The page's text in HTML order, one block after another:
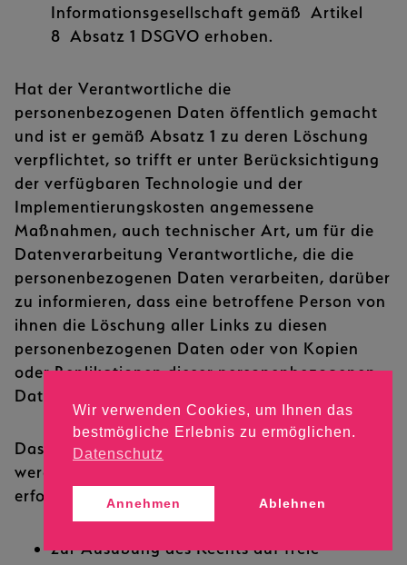
Wir verwenden Cookies, um Ihnen das
bestmögliche Erlebnis zu ermöglichen.
Datenschutz
Annehmen Ablehnen
Informationsgesellschaft gemäß Artikel
8 Absatz 1 DSGVO erhoben.
Hat der Verantwortliche die
personenbezogenen Daten öffentlich gemacht
und ist er gemäß Absatz 1 zu deren Löschung
verpflichtet, so trifft er unter Berücksichtigung
der verfügbaren Technologie und der
Implementierungskosten angemessene
Maßnahmen, auch technischer Art, um für die
Datenverarbeitung Verantwortliche, die die
personenbezogenen Daten verarbeiten, darüber
zu informieren, dass eine betroffene Person von
ihnen die Löschung aller Links zu diesen
personenbezogenen Daten oder von Kopien
oder Replikationen dieser personenbezogenen
Daten verlangt hat.
Das Recht auf Löschung („Recht auf vergessen
werden“) besteht nicht, soweit die Verarbeitung
erforderlich ist:
zur Ausübung des Rechts auf freie